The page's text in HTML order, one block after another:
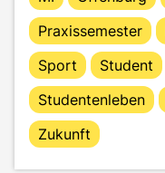
Praxissemester
Sport
Student
Studentenleben
Zukunft